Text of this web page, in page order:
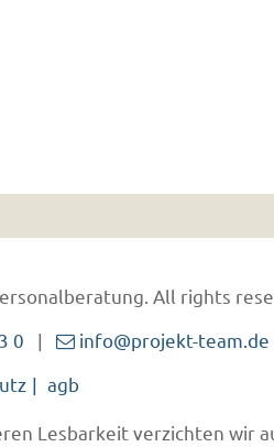
All rights
0 |
info@projekt-team.de
agb
Lesbarkeit verzichten wir